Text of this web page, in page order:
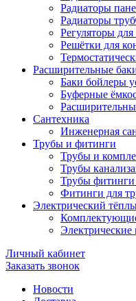
Радиаторы
Радиаторы
Регуляторы
Решётки для
Расширительные
Баки бойлеры
Буферные
Сантехника
Инженерная
Трубы и фитинги
Трубы и
Трубы
Трубы
Фитинги для
Электрический
Личный кабинет
Заказать звонок
Новости